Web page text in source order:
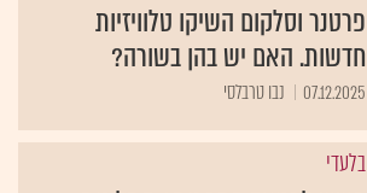
פרטנר וסלקום השיקו טלוויזיות
חדשות. האם יש בהן בשורה?
07.12.2025 נבו טרבלסי
בלעדי